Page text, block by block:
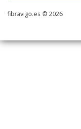
fibravigo.es © 2026